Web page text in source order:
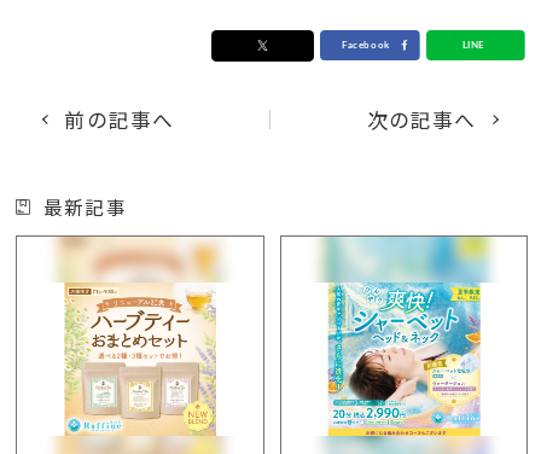
前の記事へ 次の記事へ
最新記事